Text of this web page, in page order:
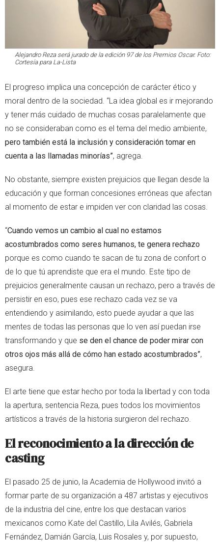
Alejandro Reza será jurado de la edición 97 de los Premios Oscar. Foto:
Cortesía para La-Lista
El progreso implica una concepción de carácter ético y
moral dentro de la sociedad. “La idea global es ir mejorando
y tener más cuidado de muchas cosas paralelamente que
no se consideraban como es el tema del medio ambiente,
pero también está la inclusión y consideración tomar en
cuenta a las llamadas minorías”, agrega.
No obstante, siempre existen prejuicios que llegan desde la
educación y que forman concesiones erróneas que afectan
al momento de estar e impiden ver con claridad las cosas.
“Cuando vemos un cambio al cual no estamos
acostumbrados como seres humanos, te genera rechazo
porque es como cuando te sacan de tu zona de confort o
de lo que tú aprendiste que era el mundo. Este tipo de
prejuicios generalmente causan un rechazo, pero a través de
persistir en eso, pues ese rechazo cada vez se va
entendiendo y asimilando, esto puede ayudar a que las
mentes de todas las personas que lo ven así puedan irse
transformando y que se den el chance de poder mirar con
otros ojos más allá de cómo han estado acostumbrados”,
asegura.
El arte tiene que estar hecho por toda la libertad y con toda
la apertura, sentencia Reza, pues todos los movimientos
artísticos a través de la historia surgieron del rechazo.
El reconocimiento a la dirección de
casting
El pasado 25 de junio, la Academia de Hollywood invitó a
formar parte de su organización a 487 artistas y ejecutivos
de la industria del cine, entre los que destacan varios
mexicanos como Kate del Castillo, Lila Avilés, Gabriela
Fernández, Damián García, Luis Rosales y, por supuesto,